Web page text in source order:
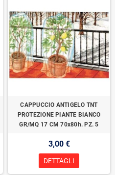
CAPPUCCIO ANTIGELO TNT
PROTEZIONE PIANTE BIANCO
GR/MQ 17 CM 70x80h. PZ. 5
3,00 €
DETTAGLI